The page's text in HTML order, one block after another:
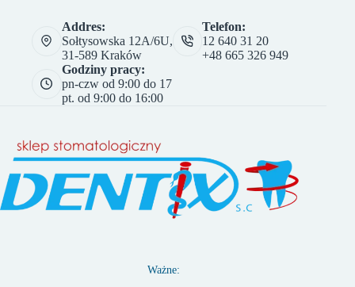
Addres:
Sołtysowska 12A/6U,
31-589 Kraków
Telefon:
12 640 31 20
+48 665 326 949
Godziny pracy:
pn-czw od 9:00 do 17
pt. od 9:00 do 16:00
Ważne: